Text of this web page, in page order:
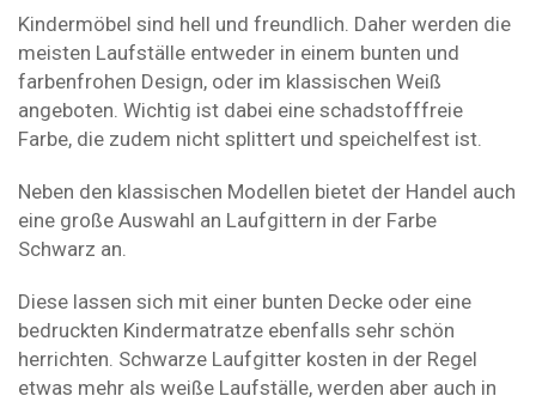
Kindermöbel sind hell und freundlich. Daher werden die
meisten Laufställe entweder in einem bunten und
farbenfrohen Design, oder im klassischen Weiß
angeboten. Wichtig ist dabei eine schadstofffreie
Farbe, die zudem nicht splittert und speichelfest ist.
Neben den klassischen Modellen bietet der Handel auch
eine große Auswahl an Laufgittern in der Farbe
Schwarz an.
Diese lassen sich mit einer bunten Decke oder eine
bedruckten Kindermatratze ebenfalls sehr schön
herrichten. Schwarze Laufgitter kosten in der Regel
etwas mehr als weiße Laufställe, werden aber auch in